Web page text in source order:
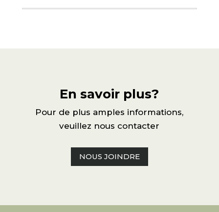
En savoir plus?
Pour de plus amples informations,
veuillez nous contacter
NOUS JOINDRE